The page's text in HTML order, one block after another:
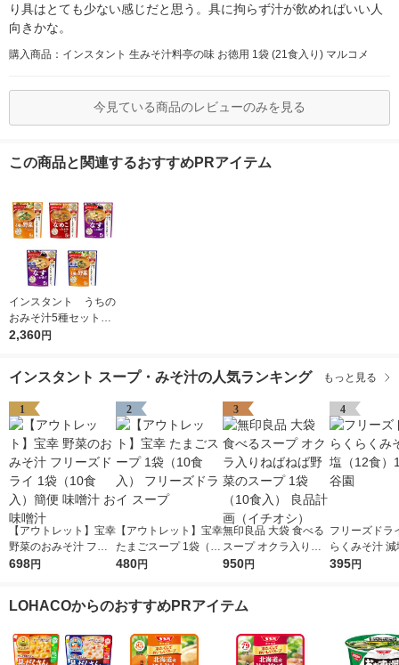
り具はとても少ない感じだと思う。具に拘らず汁が飲めればいい人
向きかな。
購入商品：インスタント 生みそ汁料亭の味 お徳用 1袋 (21食入り) マルコメ
今見ている商品のレビューのみを見る
この商品と関連するおすすめPRアイテム
インスタント うちの
おみそ汁5種セット
1箱(25食入) アマノ
2,360円
インスタント スープ・みそ汁の人気ランキング もっと見る
1
【アウトレット】宝幸
野菜のおみそ汁 フリ
ーズドライ 1袋（10食
698円
2
【アウトレット】宝幸
たまごスープ 1袋（10
食入） フリーズドラ
480円
3
無印良品 大袋 食べる
スープ オクラ入りね
ばねば野菜のスープ 1
950円
4
フリーズドラ
らくみそ汁
食）1箱 永谷
395円
LOHACOからのおすすめPRアイテム